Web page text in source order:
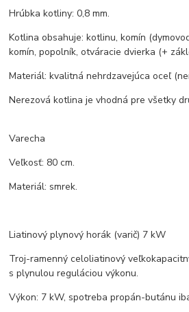
Hrúbka kotliny: 0,8 mm.
Kotlina obsahuje: kotlinu, komín
komín, popolník, otváracie dvierka (+
Materiál: kvalitná nehrdzavejúca oceľ
Nerezová kotlina je vhodná pre všetky
Varecha
Veľkosť: 80 cm.
Materiál: smrek.
Liatinový plynový horák (varič) 7 kW
Troj-ramenný celoliatinový
s plynulou reguláciou výkonu.
Výkon: 7 kW, spotreba propán-butánu